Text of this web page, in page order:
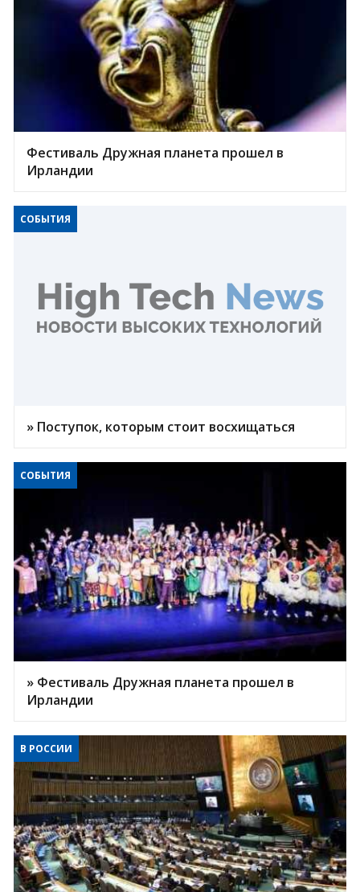
Фестиваль Дружная планета прошел в
Ирландии
СОБЫТИЯ
» Поступок, которым стоит восхищаться
СОБЫТИЯ
» Фестиваль Дружная планета прошел в
Ирландии
В РОССИИ